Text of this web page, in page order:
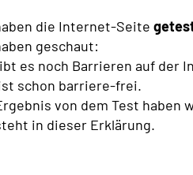
die Internet-Seite
geschaut:
es noch Barrieren auf der
schon barriere-frei.
von dem Test haben
in dieser Erklärung.